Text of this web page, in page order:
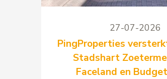
27-07-2026
PingProperties
Stadshart
Faceland en